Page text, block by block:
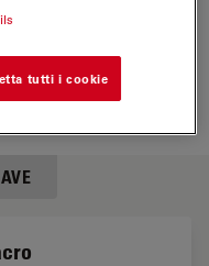
tutti i cookie